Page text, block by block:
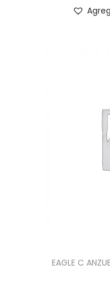
EAGLE C